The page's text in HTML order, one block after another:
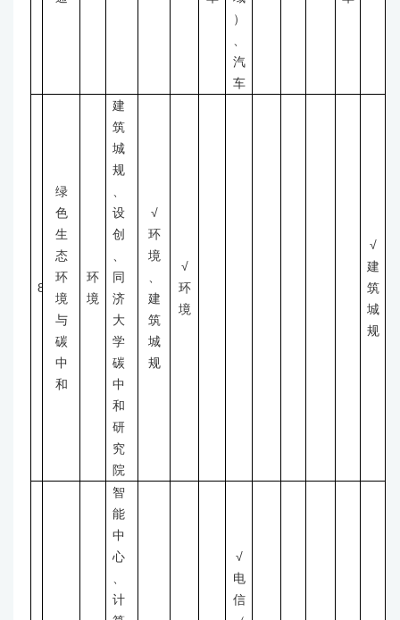
）
、
汽
车
8
绿
色
生
态
环
境
与
碳
中
和
环
境
建
筑
城
规
、
设
创
、
同
济
大
学
碳
中
和
研
究
院
√
环
境
、
建
筑
城
规
√
环
境
√
建
筑
城
规
智
能
中
心
、
计
√
电
信